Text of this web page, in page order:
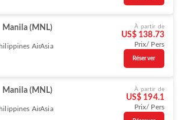
Manila (MNL)
AirAsia
À partir de
US$ 138.73
Prix/ Pers
Réserver
Manila (MNL)
AirAsia
À partir de
US$ 194.1
Prix/ Pers